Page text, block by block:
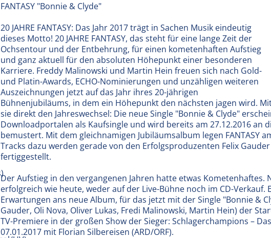
FANTASY "Bonnie & Clyde"
20 JAHRE FANTASY: Das Jahr 2017 trägt in Sachen Musik eindeutig
dieses Motto! 20 JAHRE FANTASY, das steht für eine lange Zeit der
Ochsentour und der Entbehrung, für einen kometenhaften Aufstieg
und ganz aktuell für den absoluten Höhepunkt einer besonderen
Karriere. Freddy Malinowski und Martin Hein freuen sich nach Gold-
und Platin-Awards, ECHO-Nominierungen und unzähligen weiteren
Auszeichnungen jetzt auf das Jahr ihres 20-jährigen
Bühnenjubiläums, in dem ein Höhepunkt den nächsten jagen wird.
sie direkt den Jahreswechsel: Die neue Single "Bonnie & Clyde"
Downloadportalen als Kaufsingle und wird bereits am 27.12.2016 an
bemustert. Mit dem gleichnamigen Jubiläumsalbum legen FANTASY
Tracks dazu werden gerade von den Erfolgsproduzenten Felix
fertiggestellt.
Der Aufstieg in den vergangenen Jahren hatte etwas Kometenhaftes.
erfolgreich wie heute, weder auf der Live-Bühne noch im CD-
Erwartungen ans neue Album, für das jetzt mit der Single "Bonnie &
Gauder, Oli Nova, Oliver Lukas, Fredi Malinowski, Martin Hein) der
TV-Premiere in der großen Show der Sieger: Schlagerchampions –
07.01.2017 mit Florian Silbereisen (ARD/ORF).